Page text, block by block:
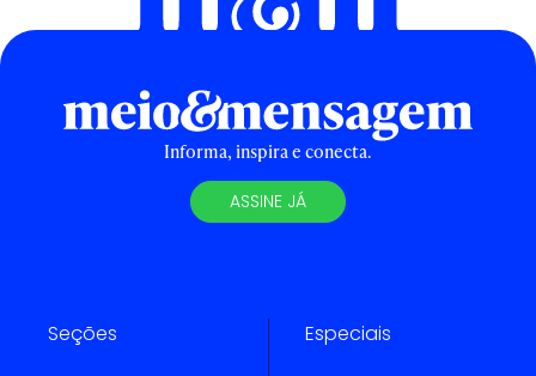
Informa, inspira e conecta.
ASSINE JÁ
Seções Especiais